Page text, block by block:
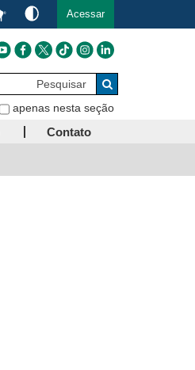
Acessar
Pesquisar
Buscar
apenas nesta seção
Contato